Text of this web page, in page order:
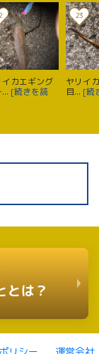
イカエギング
[続きを読
23
ヤリイ
目... [続
とは？